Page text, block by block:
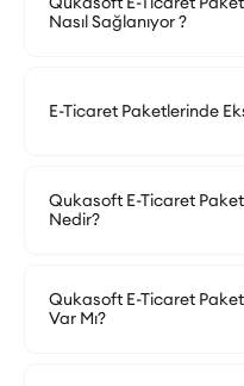
Nasıl Sağlanıyor ?
E-Ticaret Paketlerinde
Qukasoft E-Ticaret
Nedir?
Qukasoft E-Ticaret
Var Mı?